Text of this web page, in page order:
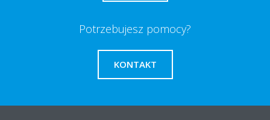
Potrzebujesz pomocy?
KONTAKT